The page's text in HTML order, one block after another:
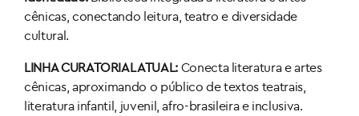
cênicas, conectando leitura, teatro e diversidade
cultural.
LINHA CURATORIAL ATUAL:Conecta literatura e artes
cênicas, aproximando o público de textos teatrais,
literatura infantil, juvenil, afro-brasileira e inclusiva.